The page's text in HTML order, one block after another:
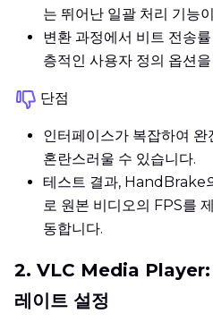
는 뛰어난 일괄 처리 기능
변환 과정에서 비트 전송
층적인 사용자 정의 옵션
단점
인터페이스가 복잡하여
혼란스러울 수 있습니다.
테스트 결과, HandBrake
로 원본 비디오의 FPS를
동합니다.
2. VLC Media Player:
레이트 설정